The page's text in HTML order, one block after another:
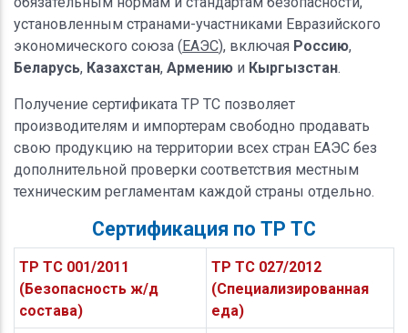
установленным странами-участниками Евразийского
экономического союза (ЕАЭС), включая Россию,
Беларусь, Казахстан, Армению и Кыргызстан.
Получение сертификата ТР ТС позволяет
производителям и импортерам свободно продавать
свою продукцию на территории всех стран ЕАЭС без
дополнительной проверки соответствия местным
техническим регламентам каждой страны отдельно.
Сертификация по ТР ТС
ТР ТС 001/2011
(Безопасность ж/д
состава)
ТР ТС 027/2012
(Специализированная
еда)